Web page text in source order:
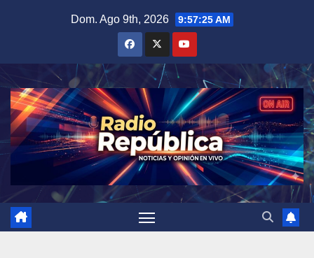
Dom. Ago 9th, 2026 9:57:25 AM